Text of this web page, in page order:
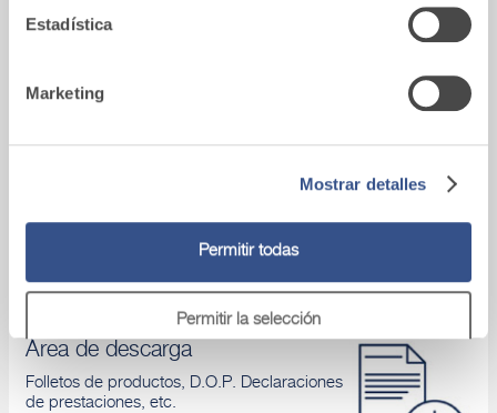
Estadística
Marketing
Mostrar detalles
Permitir todas
Permitir la selección
Denegar
cómo aplicarlos
Si tienes algún problema, ponte en contacto
Área de descarga
Folletos de productos, D.O.P. Declaraciones
de prestaciones, etc.